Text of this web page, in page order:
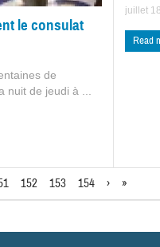
le consulat
de
de jeudi à ...
juillet
Read
152 153 154 › »